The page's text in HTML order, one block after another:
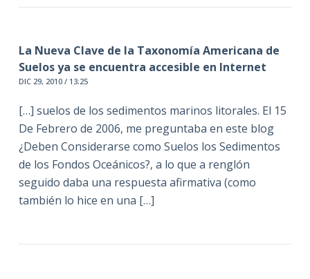
La Nueva Clave de la Taxonomía Americana de
Suelos ya se encuentra accesible en Internet
DIC 29, 2010 / 13:25
[…] suelos de los sedimentos marinos litorales. El 15
De Febrero de 2006, me preguntaba en este blog
¿Deben Considerarse como Suelos los Sedimentos
de los Fondos Oceánicos?, a lo que a renglón
seguido daba una respuesta afirmativa (como
también lo hice en una […]